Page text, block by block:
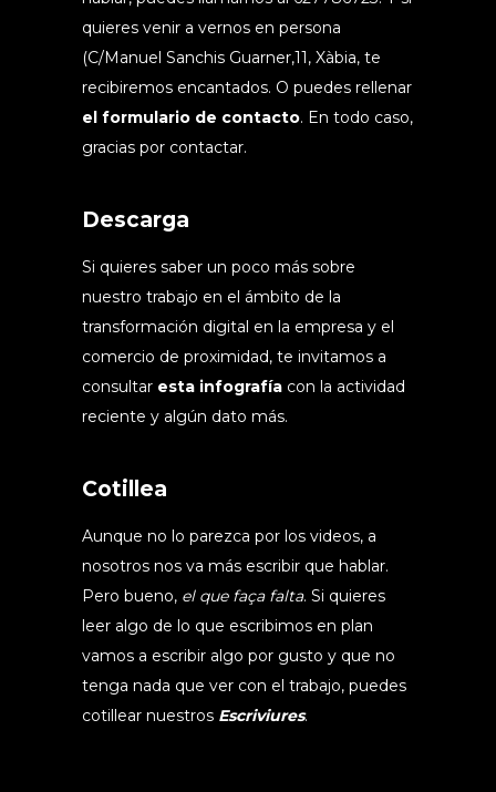
quieres venir a vernos en persona
(C/Manuel Sanchis Guarner,11, Xàbia, te
recibiremos encantados. O puedes rellenar
el formulario de contacto. En todo caso,
gracias por contactar.
Descarga
Si quieres saber un poco más sobre
nuestro trabajo en el ámbito de la
transformación digital en la empresa y el
comercio de proximidad, te invitamos a
consultar esta infografía con la actividad
reciente y algún dato más.
Cotillea
Aunque no lo parezca por los videos, a
nosotros nos va más escribir que hablar.
Pero bueno, el que faça falta. Si quieres
leer algo de lo que escribimos en plan
vamos a escribir algo por gusto y que no
tenga nada que ver con el trabajo, puedes
cotillear nuestros Escriviures.